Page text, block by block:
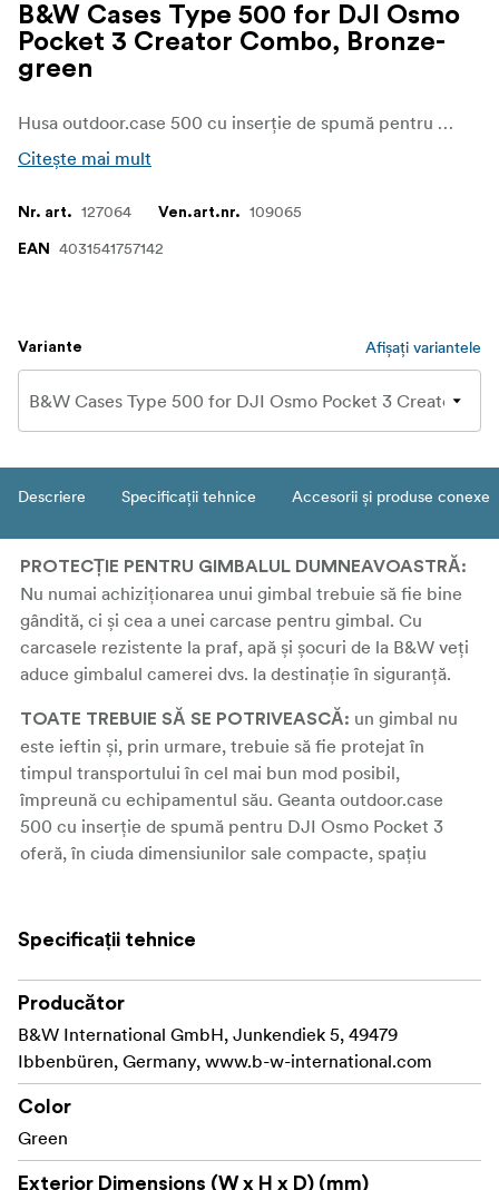
B&W Cases Type 500 for DJI Osmo
Pocket 3 Creator Combo, Bronze-
green
Husa outdoor.case 500 cu inserție de spumă pentru DJI Osmo Pocket 3 oferă, în ciuda dimensiunilor sale compacte, spațiu pentru un Pocket 3 sau pentru amplul Combo Osmo Pocket 3 Creator. Datorită inserției personalizate din spumă este posibil, să transportați în siguranță gimbalul camerei dvs. în carcasă.
Citește mai mult
Nr. art. 127064 Ven.art.nr. 109065
EAN 4031541757142
Variante Afișați variantele
Descriere Specificații tehnice Accesorii și produse conexe
PROTECȚIE PENTRU GIMBALUL DUMNEAVOASTRĂ:
Nu numai achiziționarea unui gimbal trebuie să fie bine
gândită, ci și cea a unei carcase pentru gimbal. Cu
carcasele rezistente la praf, apă și șocuri de la B&W veți
aduce gimbalul camerei dvs. la destinație în siguranță.
TOATE TREBUIE SĂ SE POTRIVEASCĂ: un gimbal nu
este ieftin și, prin urmare, trebuie să fie protejat în
timpul transportului în cel mai bun mod posibil,
împreună cu echipamentul său. Geanta outdoor.case
500 cu inserție de spumă pentru DJI Osmo Pocket 3
oferă, în ciuda dimensiunilor sale compacte, spațiu
spumă este posibil, să transportați în siguranță gimbalul
ÎN TURNEU:sunteți în vacanță și doriți să realizați
fotografii de peisaj uluitoare cu DJI Osmo Pocket 3? Dar
cum vă transportați gimbalul cu echipamentul
suplimentar la destinația dorită? Datorită inserției de
spumă personalizată cu precizie în husa de la B&W,
Pocket 3 este protejat în mod optim împotriva
convulsiilor.
Specificații tehnice
Producător
B&W International GmbH, Junkendiek 5, 49479
Ibbenbüren, Germany, www.b-w-international.com
Color
Green
Exterior Dimensions (W x H x D) (mm)